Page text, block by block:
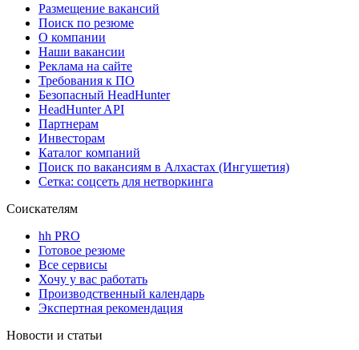
Размещение вакансий
Поиск по резюме
О компании
Наши вакансии
Реклама на сайте
Требования к ПО
Безопасный HeadHunter
HeadHunter API
Партнерам
Инвесторам
Каталог компаний
Поиск по вакансиям в Алхастах (Ингушетия)
Сетка: соцсеть для нетворкинга
Соискателям
hh PRO
Готовое резюме
Все сервисы
Хочу у вас работать
Производственный календарь
Экспертная рекомендация
Новости и статьи